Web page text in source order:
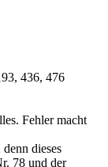
436, 476
Fehler macht
dieses
78 und der